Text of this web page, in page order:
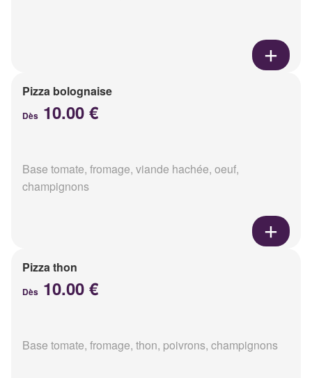
Pizza bolognaise
Dès 10.00 €
Base tomate, fromage, viande hachée, oeuf,
champignons
Pizza thon
Dès 10.00 €
Base tomate, fromage, thon, poivrons, champignons